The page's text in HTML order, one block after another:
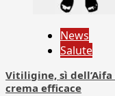
News
Salute
Vitiligine, sì
crema efficace